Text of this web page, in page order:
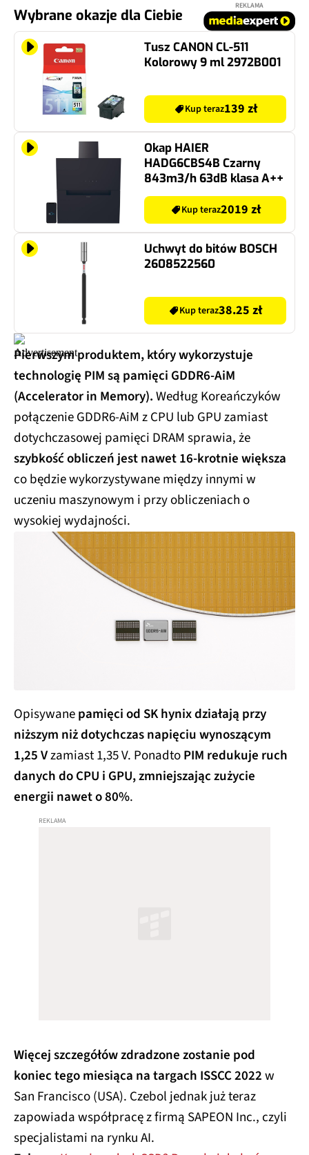
Wybrane okazje dla Ciebie
REKLAMA
Tusz CANON CL-511
Kolorowy 9 ml 2972B001
Kup teraz139 zł
Okap HAIER
HADG6CBS4B Czarny
843m3/h 63dB klasa A++
Kup teraz2019 zł
Uchwyt do bitów BOSCH
2608522560
Kup teraz38.25 zł
Pierwszym produktem, który wykorzystuje
technologię PIM są pamięci GDDR6-AiM
(Accelerator in Memory).Według Koreańczyków
połączenie GDDR6-AiM z CPU lub GPU zamiast
dotychczasowej pamięci DRAM sprawia, że
szybkość obliczeń jest nawet 16-krotnie większa
co będzie wykorzystywane między innymi w
uczeniu maszynowym i przy obliczeniach o
wysokiej wydajności.
Opisywanepamięci od SK hynix działają przy
niższym niż dotychczas napięciu wynoszącym
1,25 Vzamiast 1,35 V. PonadtoPIM redukuje ruch
danych do CPU i GPU, zmniejszając zużycie
energii nawet o 80%.
Więcej szczegółów zdradzone zostanie pod
koniec tego miesiąca na targach ISSCC 2022w
San Francisco (USA). Czebol jednak już teraz
zapowiada współpracę z firmą SAPEON Inc., czyli
specjalistami na rynku AI.